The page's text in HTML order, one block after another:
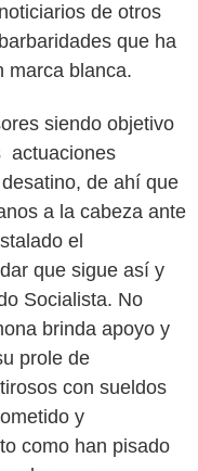
de otros
que ha
marca blanca.
siendo objetivo
actuaciones
de ahí que
a la cabeza ante
el
que sigue así y
Socialista. No
brinda apoyo y
prole de
con sueldos
y
como han pisado